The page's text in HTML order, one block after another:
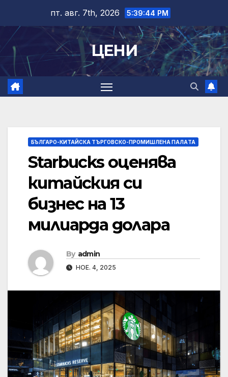
content
пт. авг. 7th, 2026 5:39:45 PM
ЦЕНИ
БЪЛГАРО-КИТАЙСКА ТЪРГОВСКО-ПРОМИШЛЕНА ПАЛAТА
Starbucks оценява
китайския си
бизнес на 13
милиарда долара
By admin
НОЕ. 4, 2025